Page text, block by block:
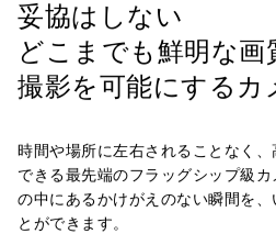
妥協はしない
どこまでも鮮明な画
撮影を可能にするカ
時間や場所に左右されることなく
できる最先端のフラッグシップ級カ
の中にあるかけがえのない瞬間を
とができます。